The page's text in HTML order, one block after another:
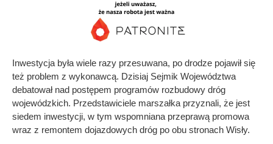
Inwestycja była wiele razy przesuwana, po drodze pojawił się
też problem z wykonawcą. Dzisiaj Sejmik Województwa
debatował nad postępem programów rozbudowy dróg
wojewódzkich. Przedstawiciele marszałka przyznali, że jest
siedem inwestycji, w tym wspomniana przeprawą promowa
wraz z remontem dojazdowych dróg po obu stronach Wisły.